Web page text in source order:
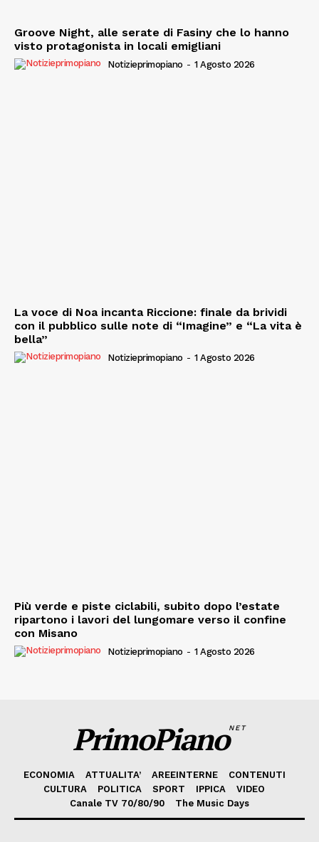
Groove Night, alle serate di Fasiny che lo hanno
visto protagonista in locali emigliani
Notizieprimopiano - 1 Agosto 2026
La voce di Noa incanta Riccione: finale da brividi
con il pubblico sulle note di “Imagine” e “La vita è
bella”
Notizieprimopiano - 1 Agosto 2026
Più verde e piste ciclabili, subito dopo l’estate
ripartono i lavori del lungomare verso il confine
con Misano
Notizieprimopiano - 1 Agosto 2026
PrimoPianoNET
ECONOMIA ATTUALITA’ AREEINTERNE
CONTENUTI
CULTURA
POLITICA SPORT IPPICA
VIDEO
Canale TV 70/80/90
The Music Days